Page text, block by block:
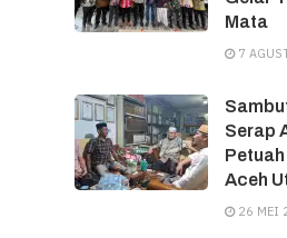
Mata
7
Serap
Aceh
26 MEI